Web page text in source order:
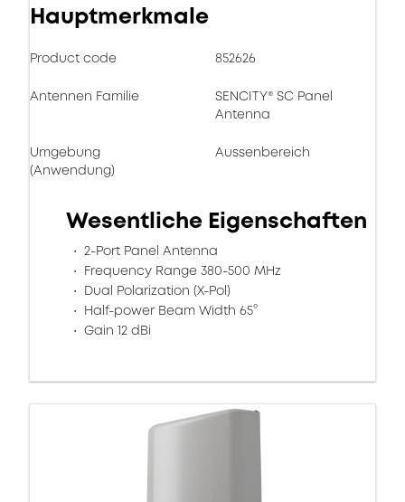
Hauptmerkmale
Product code 852626
Antennen Familie
SENCITY® SC Panel
Antenna
Umgebung
(Anwendung)
Aussenbereich
Wesentliche Eigenschaften
2-Port Panel Antenna
Frequency Range 380-500 MHz
Dual Polarization (X-Pol)
Half-power Beam Width 65°
Gain 12 dBi